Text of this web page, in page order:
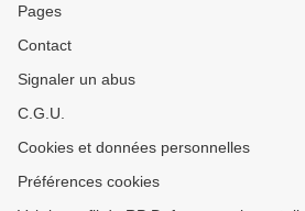
Pages
Contact
Signaler un abus
C.G.U.
Cookies et données personnelles
Préférences cookies